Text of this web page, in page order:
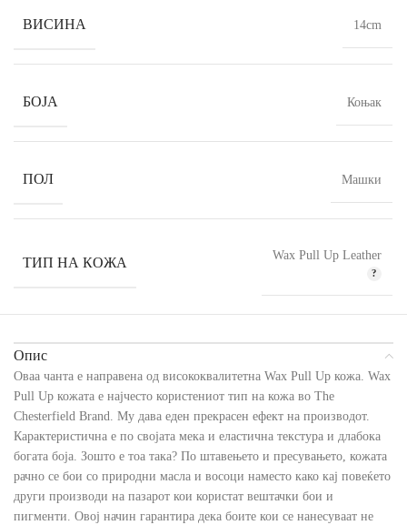
ВИСИНА 14cm
БОЈА Коњак
ПОЛ Машки
ТИП НА КОЖА Wax Pull Up Leather
Опис
Оваа чанта е направена од висококвалитетна Wax Pull Up кожа. Wax
Pull Up кожата е најчесто користениот тип на кожа во The
Chesterfield Brand. Му дава еден прекрасен ефект на производот.
Карактеристична е по својата мека и еластична текстура и длабока
богата боја. Зошто е тоа така? По штавењето и пресувањето, кожата
рачно се бои со природни масла и восоци наместо како кај повеќето
други производи на пазарот кои користат вештачки бои и
пигменти. Овој начин гарантира дека боите кои се нанесуваат не